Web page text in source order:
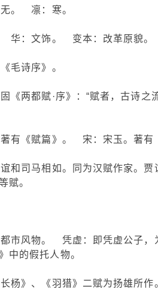
无。 凛：寒。
华：文饰。 变本：改革原貌。
毛诗序》。
《两都赋·序》：“赋者，古诗
著有《赋篇》。 宋：宋玉。著有
谊和司马相如。同为汉赋作家。
赋。
都市风物。 凭虚：即凭虚公子
中的假托人物。
长杨》、《羽猎》二赋为扬雄所